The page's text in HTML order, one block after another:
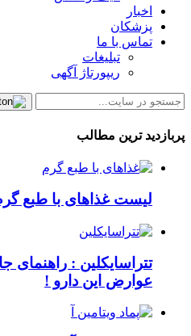
اخبار
پزشکان
تماس با ما
تبلیغات
ریپورتاژ آگهی
پربازدید ترین مطالب
لیست غذاهای با طبع
تتراسایکلین : راهنمای
عوارض این دارو !